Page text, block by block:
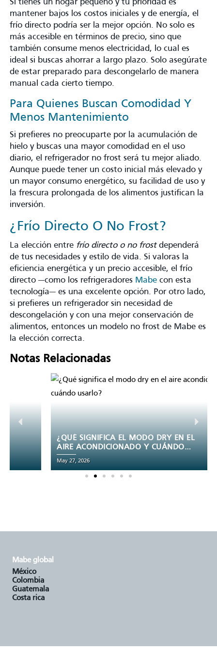
Si tienes un hogar pequeño y tu prioridad es
mantener bajos los costos iniciales y de energía, el
frío directo podría ser la mejor opción. No solo es
más accesible en términos de precio, sino que
también consume menos electricidad, lo cual es
ideal si buscas ahorrar a largo plazo. Solo asegúrate
de estar preparado para descongelarlo de manera
manual cada cierto tiempo.
Para Quienes Buscan Comodidad Y
Menos Mantenimiento
Si prefieres no preocuparte por la acumulación de
hielo y buscas una mayor comodidad en el uso
diario, el refrigerador no frost será tu mejor aliado.
Aunque puede tener un costo inicial más elevado y
un mayor consumo energético, su facilidad de uso y
la frescura prolongada de los alimentos justifican la
inversión.
¿Frío Directo O No Frost?
La elección entre frío directo o no frostdependerá
de tus necesidades y estilo de vida. Si valoras la
eficiencia energética y un precio accesible, el frío
directo —como los refrigeradores Mabe con esta
tecnología— es una excelente opción. Por otro lado,
si prefieres un refrigerador sin necesidad de
descongelación y con una mejor conservación de
alimentos, entonces un modelo no frost de Mabe es
la elección correcta.
Notas Relacionadas
¿QUÉ SIGNIFICA EL MODO DRY EN EL
AIRE ACONDICIONADO Y CUÁNDO
mabe global
méxico
colombia
guatemala
costa rica